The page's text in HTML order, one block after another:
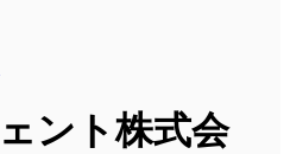
ント株式会